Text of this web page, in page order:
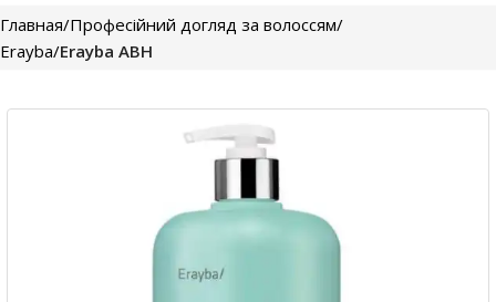
Главная Професійний догляд за волоссям
Erayba Erayba ABH